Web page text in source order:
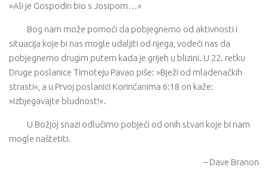
»Ali je Gospodin bio s Josipom…«
Bog nam može pomoći da pobjegnemo od aktivnosti i
situacija koje bi nas mogle udaljiti od njega, vodeći nas da
pobjegnemo drugim putem kada je grijeh u blizini. U 22. retku
Druge poslanice Timoteju Pavao piše: »Bježi od mladenačkih
strasti«, a u Prvoj poslanici Korinćanima 6:18 on kaže:
»Izbjegavajte bludnost!«.
U Božjoj snazi odlučimo pobjeći od onih stvari koje bi nam
mogle naštetiti.
– Dave Branon